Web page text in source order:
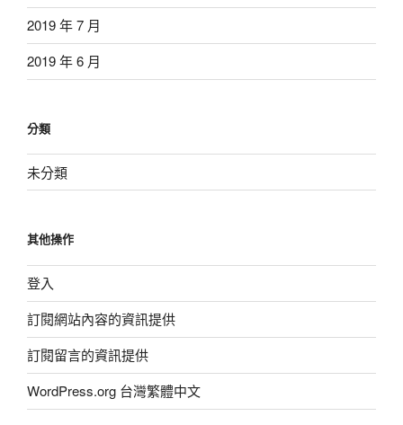
2019 年 7 月
2019 年 6 月
分類
未分類
其他操作
登入
訂閱網站內容的資訊提供
訂閱留言的資訊提供
WordPress.org 台灣繁體中文